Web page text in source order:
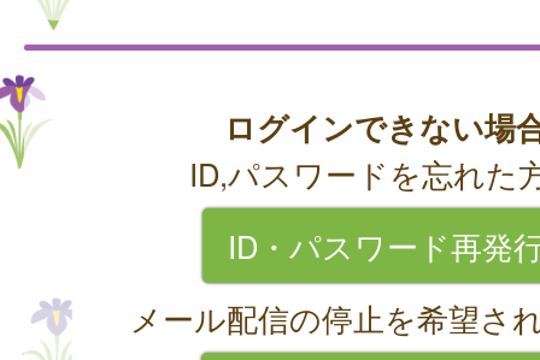
ログインできない場
ID,パスワードを忘れた
ID・パスワード再発
メール配信の停止を希望さ